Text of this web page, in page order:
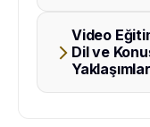
arrow_forward_ios
Video
Dil ve